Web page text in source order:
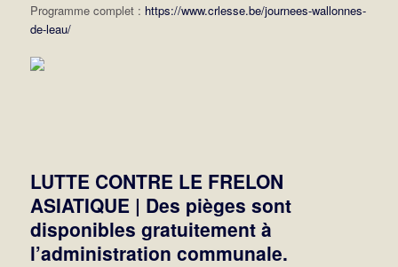
Programme complet : https://www.crlesse.be/journees-wallonnes-
de-leau/
LUTTE CONTRE LE FRELON
ASIATIQUE | Des pièges sont
disponibles gratuitement à
l’administration communale.